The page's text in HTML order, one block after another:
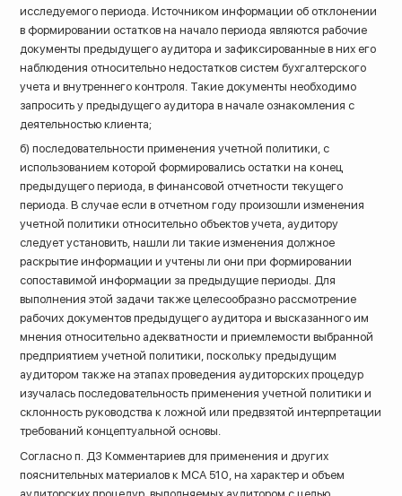
исследуемого периода. Источником информации об отклонении
в формировании остатков на начало периода являются рабочие
документы предыдущего аудитора и зафиксированные в них его
наблюдения относительно недостатков систем бухгалтерского
учета и внутреннего контроля. Такие документы необходимо
запросить у предыдущего аудитора в начале ознакомления с
деятельностью клиента;
б) последовательности применения учетной политики, с
использованием которой формировались остатки на конец
предыдущего периода, в финансовой отчетности текущего
периода. В случае если в отчетном году произошли изменения
учетной политики относительно объектов учета, аудитору
следует установить, нашли ли такие изменения должное
раскрытие информации и учтены ли они при формировании
сопоставимой информации за предыдущие периоды. Для
выполнения этой задачи также целесообразно рассмотрение
рабочих документов предыдущего аудитора и высказанного им
мнения относительно адекватности и приемлемости выбранной
предприятием учетной политики, поскольку предыдущим
аудитором также на этапах проведения аудиторских процедур
изучалась последовательность применения учетной политики и
склонность руководства к ложной или предвзятой интерпретации
требований концептуальной основы.
Согласно п. Д3 Комментариев для применения и других
пояснительных материалов к МСА 510, на характер и объем
аудиторских процедур, выполняемых аудитором с целью